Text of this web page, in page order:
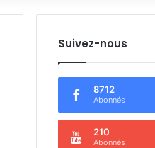
Suivez-nous
8712
Abonnés
210
Abonnés